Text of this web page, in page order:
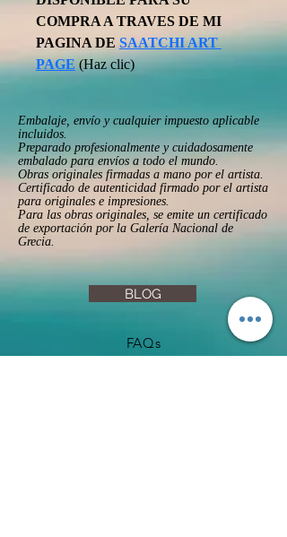
COMPRA A TRAVES DE MI
PAGINA DE SAATCHI ART
PAGE (Haz clic)
Embalaje, envío y cualquier impuesto aplicable
incluidos.
Preparado profesionalmente y cuidadosamente
embalado para envíos a todo el mundo.
Obras originales firmadas a mano por el artista.
Certificado de autenticidad firmado por el artista
para originales e impresiones.
Para las obras originales, se emite un certificado
de exportación por la Galería Nacional de
Grecia.
BLOG
FAQs